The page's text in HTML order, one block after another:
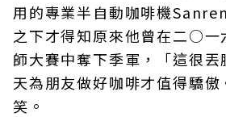
用的專業半自動咖啡機
之下才得知原來他曾在二○一
師大賽中奪下季軍，「這很
天為朋友做好咖啡才值得驕
笑。